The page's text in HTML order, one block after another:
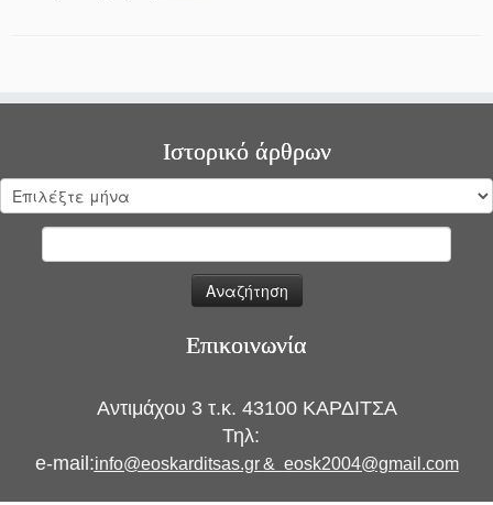
Ιστορικό άρθρων
Ιστορικό
άρθρων
Επικοινωνία
Αντιμάχου 3 τ.κ. 43100 ΚΑΡΔΙΤΣΑ
Τηλ:
e-mail:info@eoskarditsas.gr & eosk2004@gmail.com